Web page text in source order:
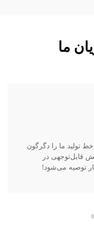
ما
موتورهای VFD کنترل دقیق Goldbell خط تولید ما را دگرگون
و کاهش قابل‌توجهی در
توصیه می‌شود!